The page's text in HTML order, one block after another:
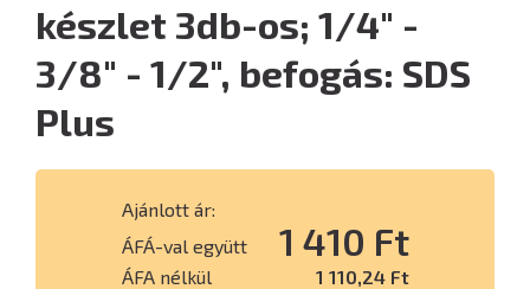
készlet 3db-os; 1/4" -
3/8" - 1/2", befogás: SDS
Plus
Ajánlott ár:
ÁFÁ-val együtt
1 410 Ft
ÁFA nélkül 1 110,24 Ft